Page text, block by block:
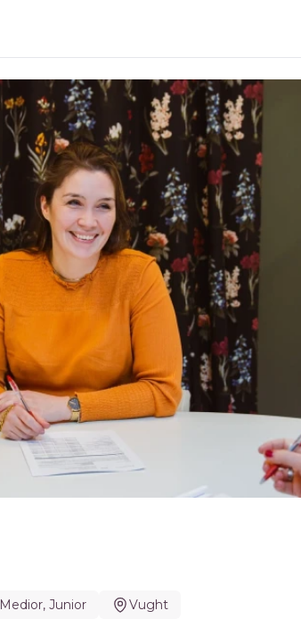
Medior, Junior Vught